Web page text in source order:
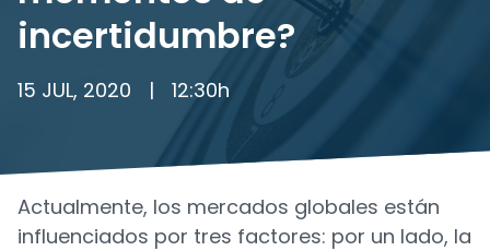
incertidumbre?
15 JUL, 2020 | 12:30h
Actualmente, los mercados globales están
influenciados por tres factores: por un lado, la